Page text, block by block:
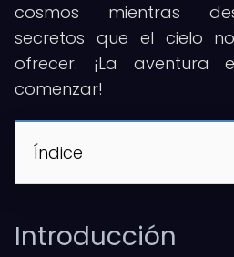
cosmos mientras
secretos que el cielo
ofrecer. ¡La
comenzar!
Índice
Introducción